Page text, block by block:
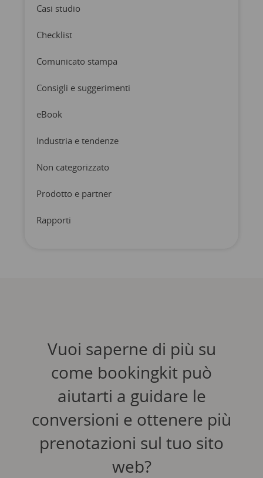
Casi studio
Checklist
Comunicato stampa
Consigli e suggerimenti
eBook
Industria e tendenze
Non categorizzato
Prodotto e partner
Rapporti
Vuoi saperne di più su
come bookingkit può
aiutarti a guidare le
conversioni e ottenere più
prenotazioni sul tuo sito
web?